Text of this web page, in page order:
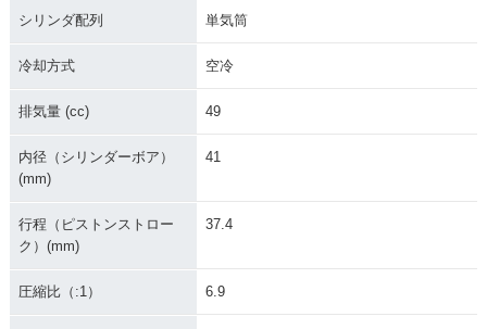
シリンダ配列 単気筒
冷却方式 空冷
排気量 (cc) 49
内径（シリンダーボア）
(mm)
41
行程（ピストンストロー
ク）(mm)
37.4
圧縮比（:1） 6.9